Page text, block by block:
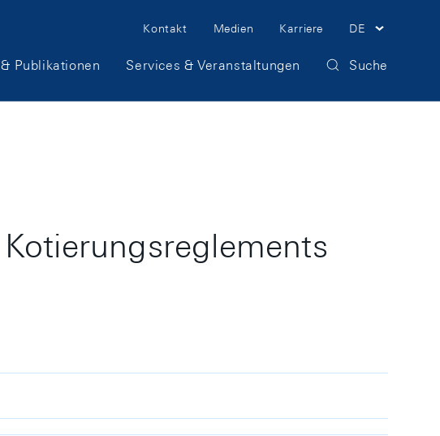
Meta
Navigation
Kontakt Medien Karriere DE
Publikationen Services & Veranstaltungen Suche